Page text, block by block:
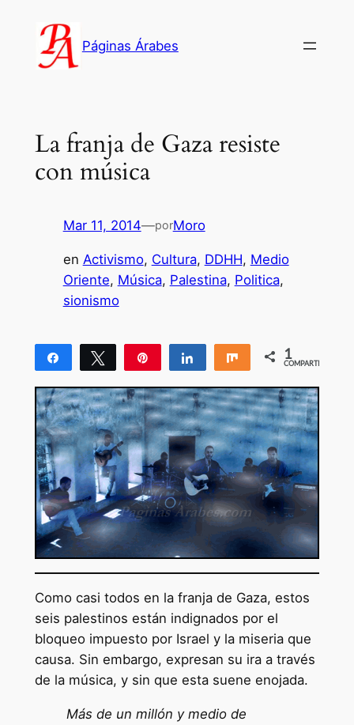
contenido
Páginas Árabes
La franja de Gaza resiste
con música
Mar 11, 2014—porMoro
en Activismo, Cultura, DDHH, Medio
Oriente, Música, Palestina, Politica
sionismo
Compartir Twittear Compartir Compartir
1
COMPARTIR
Como casi todos en la franja de Gaza, estos
seis palestinos están indignados por el
bloqueo impuesto por Israel y la miseria que
causa. Sin embargo, expresan su ira a través
de la música, y sin que esta suene enojada.
Más de un millón y medio de